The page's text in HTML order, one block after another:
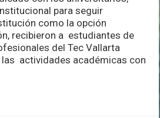
clases
en
el
Tec
Vallarta
para seguir
como la opción
recibieron a estudiantes de
del Tec Vallarta
actividades académicas con